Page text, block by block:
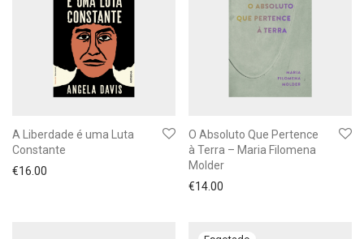
A Liberdade é uma Luta
Constante
€16.00
O Absoluto Que Pertence
à Terra – Maria Filomena
Molder
€14.00